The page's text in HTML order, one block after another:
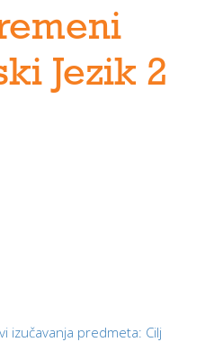
Jezik 2
izučavanja predmeta: Cilj